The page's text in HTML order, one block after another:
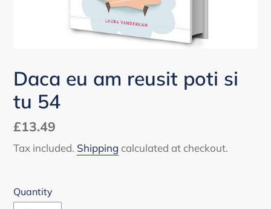
Daca eu am reusit poti si
tu 54
Regular
price
£13.49
Tax included. Shipping calculated at checkout.
Quantity